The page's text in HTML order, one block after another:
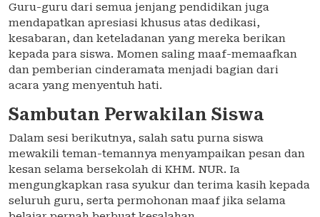
Guru-guru dari semua jenjang pendidikan juga
mendapatkan apresiasi khusus atas dedikasi,
kesabaran, dan keteladanan yang mereka berikan
kepada para siswa. Momen saling maaf-memaafkan
dan pemberian cinderamata menjadi bagian dari
acara yang menyentuh hati.
Sambutan Perwakilan Siswa
Dalam sesi berikutnya, salah satu purna siswa
mewakili teman-temannya menyampaikan pesan dan
kesan selama bersekolah di KHM. NUR. Ia
mengungkapkan rasa syukur dan terima kasih kepada
seluruh guru, serta permohonan maaf jika selama